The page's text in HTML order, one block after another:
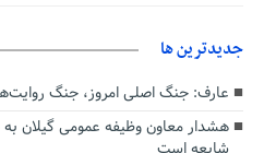
جديدترين ها
عارف: جنگ اصلی امروز، جنگ
هشدار معاون وظیفه عمومی گیلان به